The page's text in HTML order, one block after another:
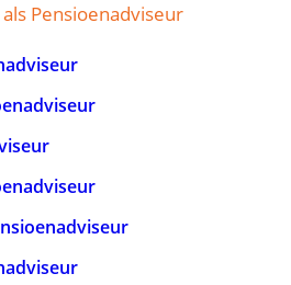
Pensioenadviseur